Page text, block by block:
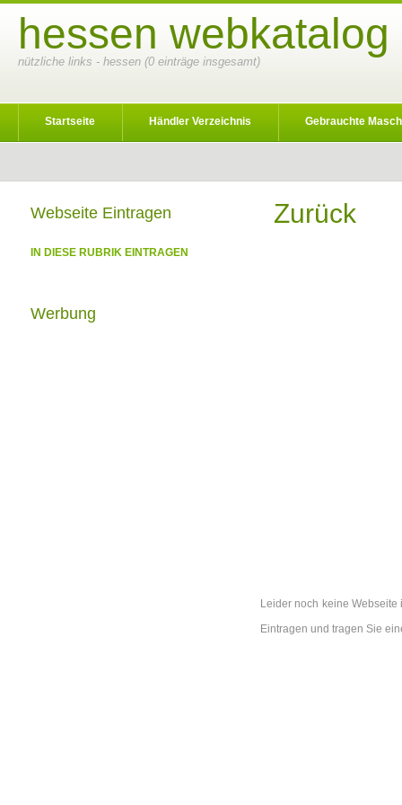
hessen
nützliche links - hessen (0 einträge insgesamt)
Startseite Händler Verzeichnis Gebrauchte
Zurück
Leider noch keine
Eintragen und tragen Sie
Webseite Eintragen
IN DIESE RUBRIK EINTRAGEN
Werbung